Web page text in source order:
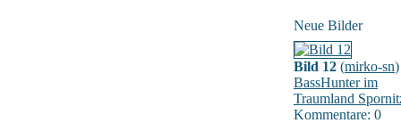
Neue Bilder
Bild 12 (mirko-sn)
BassHunter im
Traumland
Kommentare: 0